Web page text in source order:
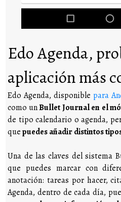
Edo Agenda,
aplicación más
Edo Agenda, disponiblepara
como unBullet Journal en el
de tipo calendario o agenda,
quepuedes añadir distintos
Una de las claves del sistema
que puedes marcar con
anotación: tareas por hacer,
Agenda, dentro de cada día,